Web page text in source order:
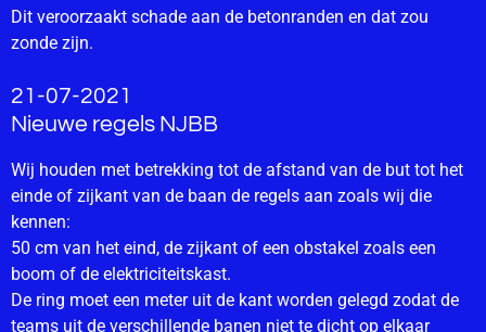
Dit veroorzaakt schade aan de betonranden en dat zou
zonde zijn.
21-07-2021
Nieuwe regels NJBB
Wij houden met betrekking tot de afstand van de but tot het
einde of zijkant van de baan de regels aan zoals wij die
kennen:
50 cm van het eind, de zijkant of een obstakel zoals een
boom of de elektriciteitskast.
De ring moet een meter uit de kant worden gelegd zodat de
teams uit de verschillende banen niet te dicht op elkaar